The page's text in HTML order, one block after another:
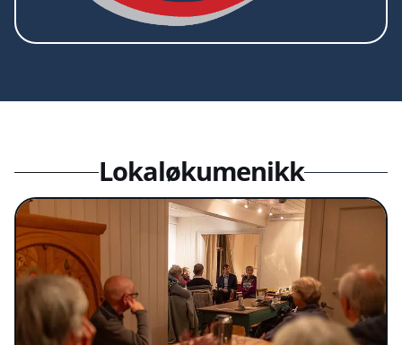
Lokaløkumenikk